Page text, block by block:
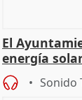
El
energía
Sonido